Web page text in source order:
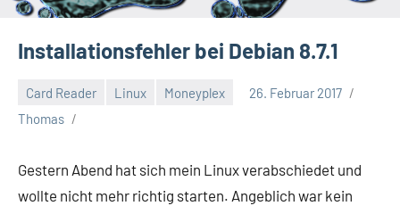
Installationsfehler bei Debian 8.7.1
Card Reader Linux Moneyplex
26. Februar 2017
Thomas
Gestern Abend hat sich mein Linux verabschiedet und
wollte nicht mehr richtig starten. Angeblich war kein